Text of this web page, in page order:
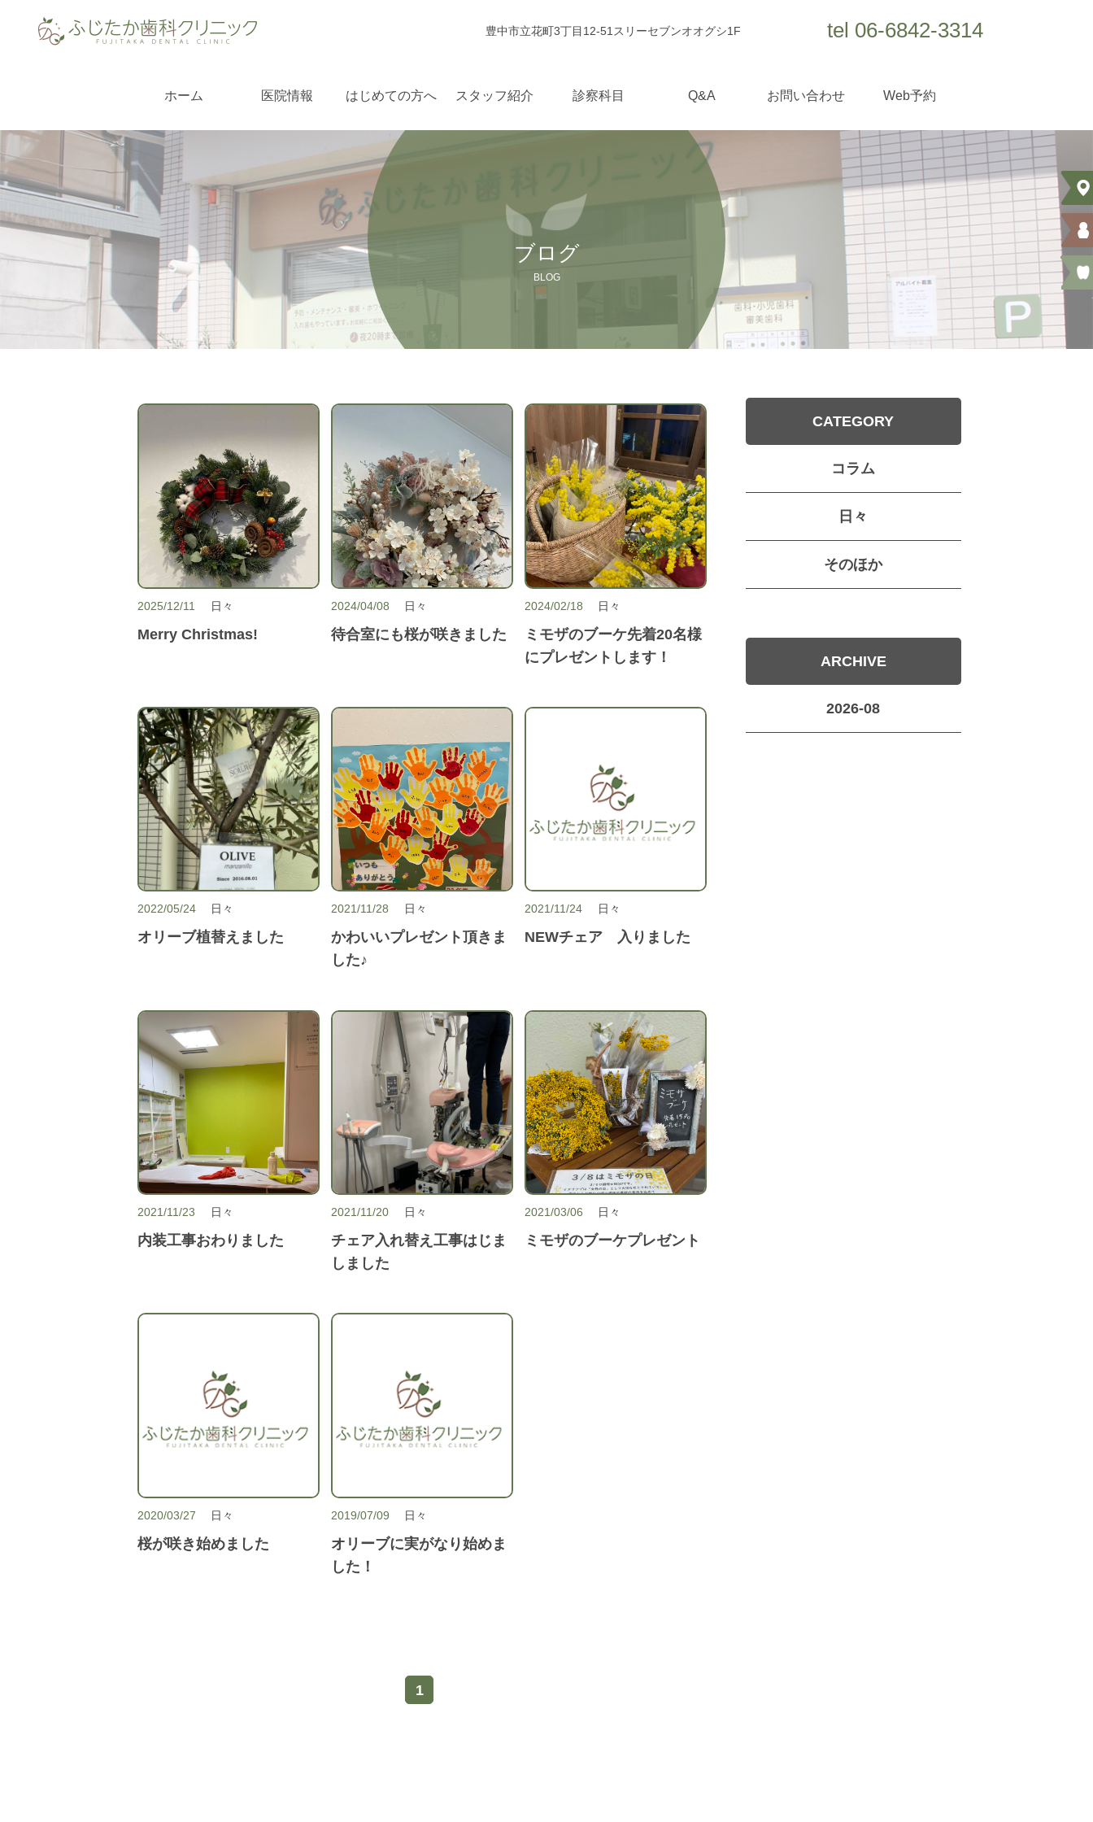
豊中市立花町3丁目12-51スリーセブンオオグシ1F tel 06-6842-3314
ホーム 医院情報 はじめての方へ スタッフ紹介 診察科目 Q&A お問い合わせ Web予約
ブログ
BLOG
2025/12/11 日々
Merry Christmas!
2024/04/08 日々
待合室にも桜が咲きました
2024/02/18 日々
ミモザのブーケ先着20名様
にプレゼントします！
2022/05/24 日々
オリーブ植替えました
2021/11/28 日々
かわいいプレゼント頂きま
した♪
2021/11/24 日々
NEWチェア 入りました
2021/11/23 日々
内装工事おわりました
2021/11/20 日々
チェア入れ替え工事はじま
しました
2021/03/06 日々
ミモザのブーケプレゼント
2020/03/27 日々
桜が咲き始めました
2019/07/09 日々
オリーブに実がなり始めま
した！
1
CATEGORY
コラム
日々
そのほか
ARCHIVE
2026-08